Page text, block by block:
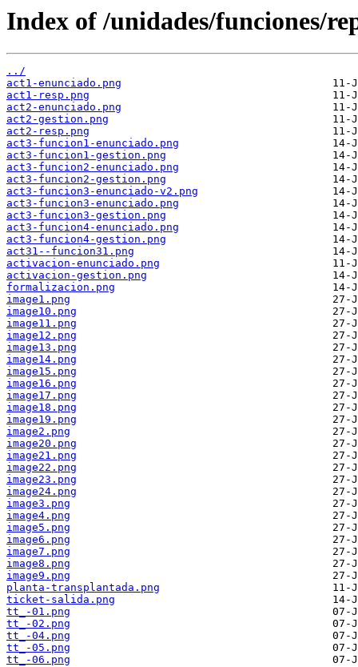
Index of /unidades/funciones/
../
act1-enunciado.png
act1-resp.png
act2-enunciado.png
act2-gestion.png
act2-resp.png
act3-funcion1-enunciado.png
act3-funcion1-gestion.png
act3-funcion2-enunciado.png
act3-funcion2-gestion.png
act3-funcion3-enunciado-v2.png
act3-funcion3-enunciado.png
act3-funcion3-gestion.png
act3-funcion4-enunciado.png
act3-funcion4-gestion.png
act31--funcion31.png
activacion-enunciado.png
activacion-gestion.png
formalizacion.png
image1.png
image10.png
image11.png
image12.png
image13.png
image14.png
image15.png
image16.png
image17.png
image18.png
image19.png
image2.png
image20.png
image21.png
image22.png
image23.png
image24.png
image3.png
image4.png
image5.png
image6.png
image7.png
image8.png
image9.png
planta-transplantada.png
ticket-salida.png
tt_-01.png
tt_-02.png
tt_-04.png
tt_-05.png
tt_-06.png